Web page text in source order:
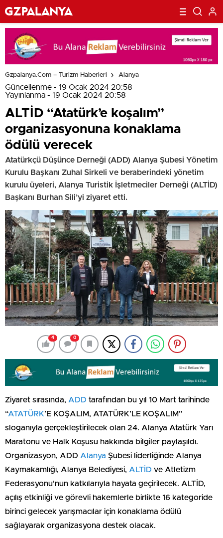
Gzpalanya.com – Turizm Haberleri Alanya
Güncellenme - 19 Ocak 2024 20:58
Yayınlanma - 19 Ocak 2024 20:58
ALTİD “Atatürk’e koşalım”
organizasyonuna konaklama
ödülü verecek
Atatürkçü Düşünce Derneği (ADD) Alanya Şubesi Yönetim
Kurulu Başkanı Zuhal Sirkeli ve beraberindeki yönetim
kurulu üyeleri, Alanya Turistik İşletmeciler Derneği (ALTİD)
Başkanı Burhan Sili’yi ziyaret etti.
4 0
Ziyaret sırasında, ADD tarafından bu yıl 10 Mart tarihinde
“ATATÜRK’E KOŞALIM, ATATÜRK’LE KOŞALIM”
sloganıyla gerçekleştirilecek olan 24. Alanya Atatürk Yarı
Maratonu ve Halk Koşusu hakkında bilgiler paylaşıldı.
Organizasyon, ADD Alanya Şubesi liderliğinde Alanya
Kaymakamlığı, Alanya Belediyesi, ALTİD ve Atletizm
Federasyonu’nun katkılarıyla hayata geçirilecek. ALTİD,
açılış etkinliği ve görevli hakemlerle birlikte 16 kategoride
birinci gelecek yarışmacılar için konaklama ödülü
sağlayarak organizasyona destek olacak.